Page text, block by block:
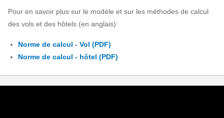
Pour en savoir plus sur le modèle et sur les méthodes de calcul
des vols et des hôtels (en anglais):
Norme de calcul - Vol (PDF)
Norme de calcul - hôtel (PDF)